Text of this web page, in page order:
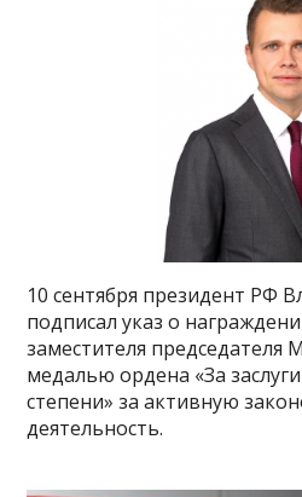
10 сентября президент РФ
подписал указ о
заместителя
медалью ордена «За
степени» за активную
деятельность.